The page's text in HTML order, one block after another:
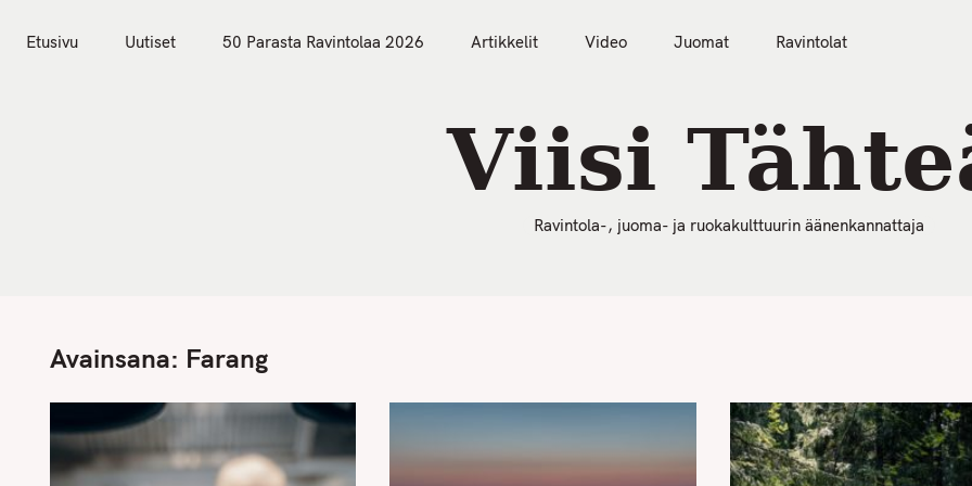
Etusivu Uutiset 50 Parasta Ravintolaa 2026 Artikkelit Video Juomat Ravintolat
Viisi
Ravintola-, juoma- ja ruokakulttuurin äänenkannattaja
Avainsana: Farang